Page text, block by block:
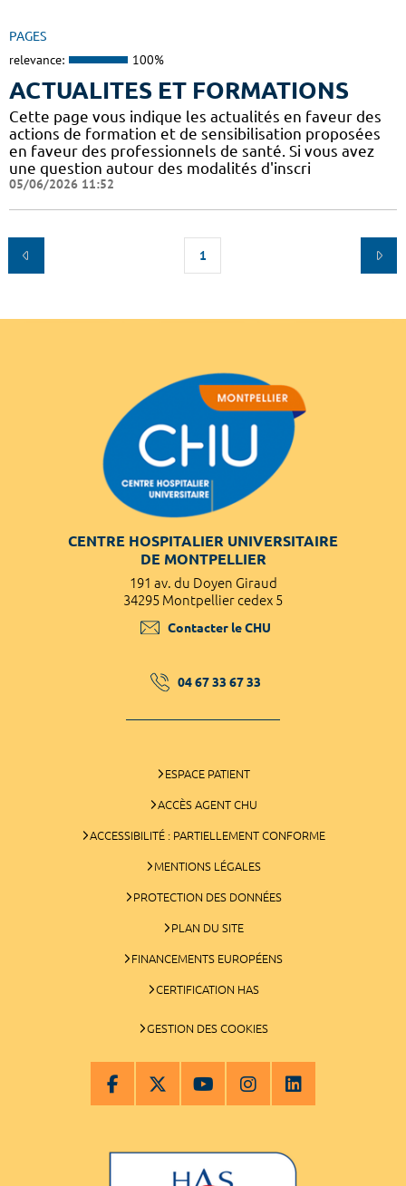
PAGES
relevance: 100%
ACTUALITES ET FORMATIONS
Cette page vous indique les actualités en faveur des
actions de formation et de sensibilisation proposées
en faveur des professionnels de santé. Si vous avez
une question autour des modalités d'inscri
05/06/2026 11:52
1
CENTRE HOSPITALIER UNIVERSITAIRE
DE MONTPELLIER
191 av. du Doyen Giraud
34295 Montpellier cedex 5
Contacter le CHU
04 67 33 67 33
ESPACE PATIENT
ACCÈS AGENT CHU
ACCESSIBILITÉ : PARTIELLEMENT CONFORME
MENTIONS LÉGALES
PROTECTION DES DONNÉES
PLAN DU SITE
FINANCEMENTS EUROPÉENS
CERTIFICATION HAS
GESTION DES COOKIES